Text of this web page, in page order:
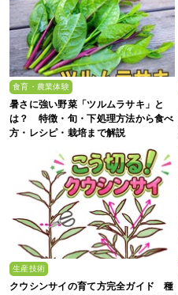
食育・農業体験
暑さに強い野菜「ツルムラサキ」と
は？ 特徴・旬・下処理方法から食べ
方・レシピ・栽培まで解説
生産技術
クウシンサイの育て方完全ガイド 種